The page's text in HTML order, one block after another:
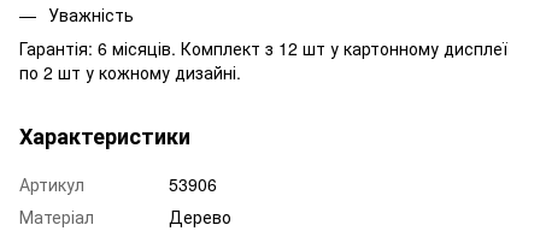
Уважність
Гарантія: 6 місяців. Комплект з 12 шт у картонному дисплеї
по 2 шт у кожному дизайні.
Характеристики
Артикул
53906
Матеріал
Дерево